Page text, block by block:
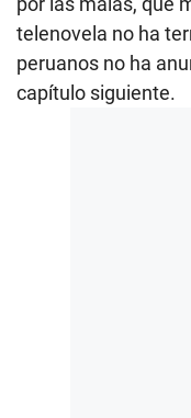
telenovela no ha
peruanos no ha
capítulo siguiente.